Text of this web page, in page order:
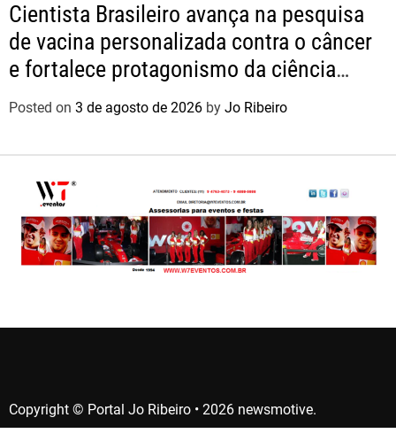
Cientista Brasileiro avança na pesquisa
de vacina personalizada contra o câncer
e fortalece protagonismo da ciência
nacional
Posted on 3 de agosto de 2026 by Jo Ribeiro
Copyright © Portal Jo Ribeiro • 2026 newsmotive.